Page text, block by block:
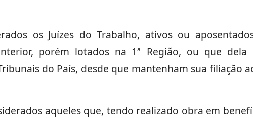
os Juízes do Trabalho, ativos ou
porém lotados na 1ª Região, ou que dela
do País, desde que mantenham sua filiação
aqueles que, tendo realizado obra em